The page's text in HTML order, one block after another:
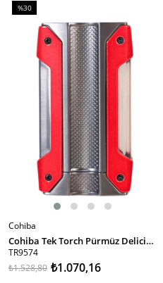
SEPETE EKLE
%30
%30İndirim
Cohiba
Cohiba Tek Torch Pürmüz Delicili Kırmızı Gunmetal Metal Puro Çakmağı
TR9574
₺1.070,16
₺1.528,80